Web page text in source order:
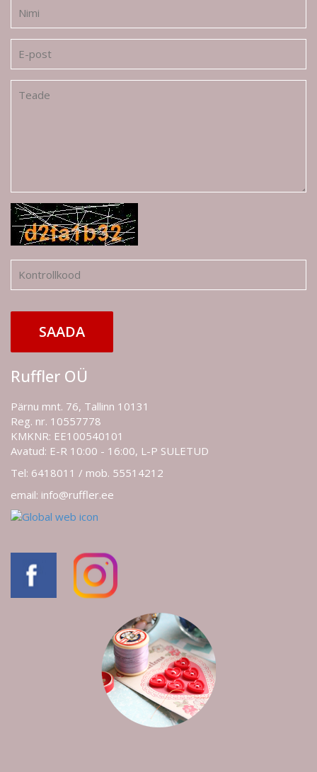
SAADA
Ruffler OÜ
Pärnu mnt. 76, Tallinn 10131
Reg. nr. 10557778
KMKNR: EE100540101
Avatud: E-R 10:00 - 16:00, L-P SULETUD
Tel: 6418011 / mob. 55514212
email: info@ruffler.ee